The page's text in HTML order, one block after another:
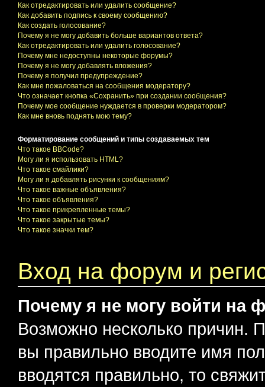
Как отредактировать или удалить сообщение?
Как добавить подпись к своему сообщению?
Как создать голосование?
Почему я не могу добавить больше вариантов ответа?
Как отредактировать или удалить голосование?
Почему мне недоступны некоторые форумы?
Почему я не могу добавлять вложения?
Почему я получил предупреждение?
Как мне пожаловаться на сообщения модератору?
Что означает кнопка «Сохранить» при создании сообщения?
Почему мое сообщение нуждается в проверки модератором?
Как мне вновь поднять мою тему?
Форматирование сообщений и типы создаваемых тем
Что такое BBCode?
Могу ли я использовать HTML?
Что такое смайлики?
Могу ли я добавлять рисунки к сообщениям?
Что такое важные объявления?
Что такое объявления?
Что такое прикрепленные темы?
Что такое закрытые темы?
Что такое значки тем?
Вход на форум и
Почему я не могу войти на
Возможно несколько причин.
вы правильно вводите имя
вводятся правильно, то